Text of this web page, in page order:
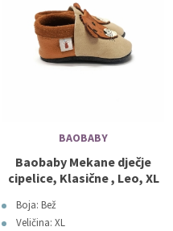
BAOBABY
Baobaby Mekane dječje
cipelice, Klasične , Leo, XL
Boja: Bež
Veličina: XL